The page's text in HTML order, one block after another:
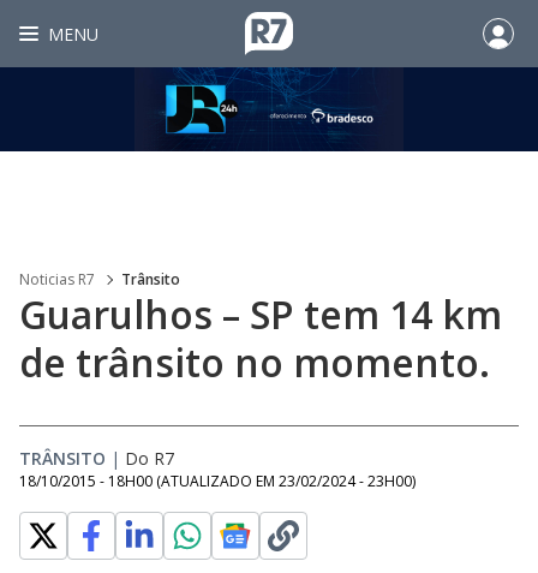
MENU
Noticias R7 Trânsito
Guarulhos – SP tem 14 km
de trânsito no momento.
TRÂNSITO | Do R7
18/10/2015 - 18H00 (ATUALIZADO EM 23/02/2024 - 23H00)